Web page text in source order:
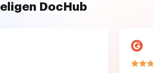
eligen DocHub